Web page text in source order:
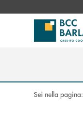
Sei nella pagina: